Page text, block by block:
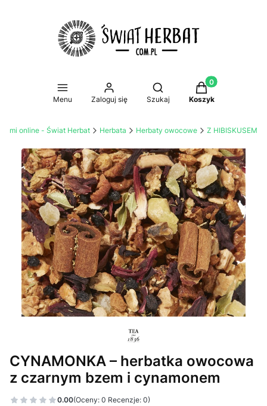
Menu Zaloguj się
Otwórz wyszukiwarkę
Szukaj
Produkty w
Koszyk
online - Świat Herbat Herbata Herbaty owocowe Z HIBISKUSEM
CYNAMONKA – herbatka owocowa
z czarnym bzem i cynamonem
0.00(Oceny: 0 Recenzje: 0)